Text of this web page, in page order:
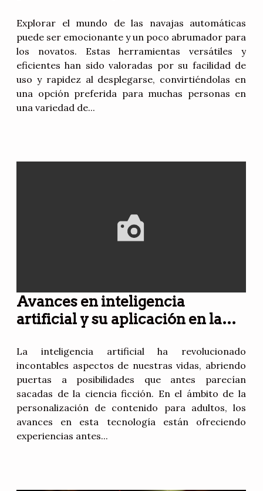
Explorar el mundo de las navajas automáticas
puede ser emocionante y un poco abrumador para
los novatos. Estas herramientas versátiles y
eficientes han sido valoradas por su facilidad de
uso y rapidez al desplegarse, convirtiéndolas en
una opción preferida para muchas personas en
una variedad de...
Avances en inteligencia
artificial y su aplicación en la
para adultos
La inteligencia artificial ha revolucionado
incontables aspectos de nuestras vidas, abriendo
puertas a posibilidades que antes parecían
sacadas de la ciencia ficción. En el ámbito de la
personalización de contenido para adultos, los
avances en esta tecnología están ofreciendo
experiencias antes...